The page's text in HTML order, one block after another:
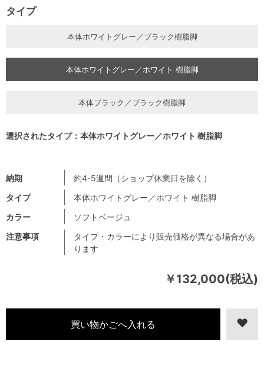
￥132,000(税込)
注意事項
タイプ・カラーにより販売価格が異なる場合があ
ります
納期
約4-5週間（ショップ休業日を除く）
タイプ
本体ホワイトグレー／ホワイト 樹脂脚
カラー
ソフトベージュ
タイプ
本体ホワイトグレー／ブラック樹脂脚
本体ホワイトグレー／ホワイト 樹脂脚
本体ブラック／ブラック樹脂脚
選択されたタイプ：本体ホワイトグレー／ホワイト 樹脂脚